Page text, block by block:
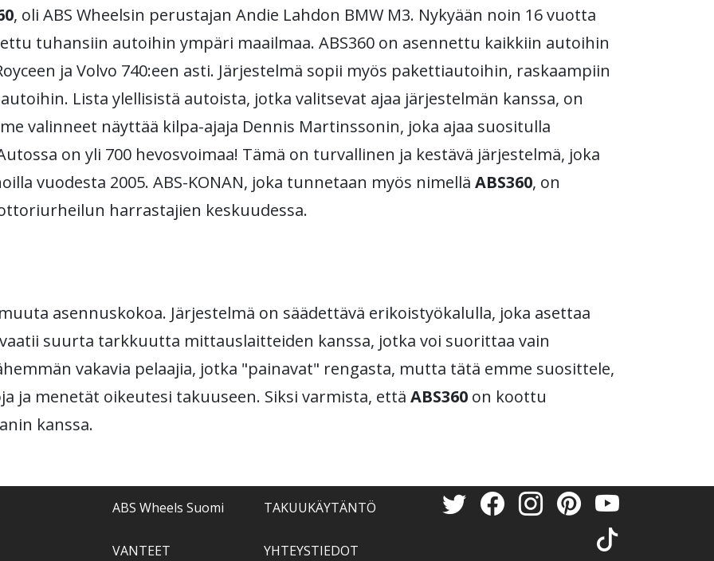
, oli ABS Wheelsin perustajan Andie Lahdon BMW M3. Nykyään noin 16 vuotta
tuhansiin autoihin ympäri maailmaa. ABS360 on asennettu kaikkiin autoihin
ja Volvo 740:een asti. Järjestelmä sopii myös pakettiautoihin, raskaampiin
Lista ylellisistä autoista, jotka valitsevat ajaa järjestelmän kanssa, on
valinneet näyttää kilpa-ajaja Dennis Martinssonin, joka ajaa suositulla
on yli 700 hevosvoimaa! Tämä on turvallinen ja kestävä järjestelmä, joka
vuodesta 2005. ABS-KONAN, joka tunnetaan myös nimellä ABS360, on
harrastajien keskuudessa.
asennuskokoa. Järjestelmä on säädettävä erikoistyökalulla, joka asettaa
suurta tarkkuutta mittauslaitteiden kanssa, jotka voi suorittaa vain
vakavia pelaajia, jotka "painavat" rengasta, mutta tätä emme suosittele,
ja menetät oikeutesi takuuseen. Siksi varmista, että ABS360 on koottu
kanssa.
ABS Wheels Suomi
VANTEET
TAKUUKÄYTÄNTÖ
YHTEYSTIEDOT